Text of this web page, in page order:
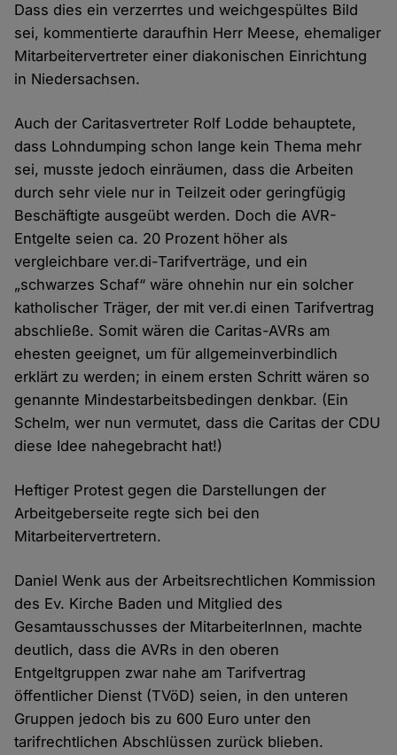
Dass dies ein verzerrtes und weichgespültes Bild
sei, kommentierte daraufhin Herr Meese, ehemaliger
Mitarbeitervertreter einer diakonischen Einrichtung
in Niedersachsen.
Auch der Caritasvertreter Rolf Lodde behauptete,
dass Lohndumping schon lange kein Thema mehr
sei, musste jedoch einräumen, dass die Arbeiten
durch sehr viele nur in Teilzeit oder geringfügig
Beschäftigte ausgeübt werden. Doch die AVR-
Entgelte seien ca. 20 Prozent höher als
vergleichbare ver.di-Tarifverträge, und ein
„schwarzes Schaf“ wäre ohnehin nur ein solcher
katholischer Träger, der mit ver.di einen Tarifvertrag
abschließe. Somit wären die Caritas-AVRs am
ehesten geeignet, um für allgemeinverbindlich
erklärt zu werden; in einem ersten Schritt wären so
genannte Mindestarbeitsbedingen denkbar. (Ein
Schelm, wer nun vermutet, dass die Caritas der CDU
diese Idee nahegebracht hat!)
Heftiger Protest gegen die Darstellungen der
Arbeitgeberseite regte sich bei den
Mitarbeitervertretern.
Daniel Wenk aus der Arbeitsrechtlichen Kommission
des Ev. Kirche Baden und Mitglied des
Gesamtausschusses der MitarbeiterInnen, machte
deutlich, dass die AVRs in den oberen
Entgeltgruppen zwar nahe am Tarifvertrag
öffentlicher Dienst (TVöD) seien, in den unteren
Gruppen jedoch bis zu 600 Euro unter den
tarifrechtlichen Abschlüssen zurück blieben.